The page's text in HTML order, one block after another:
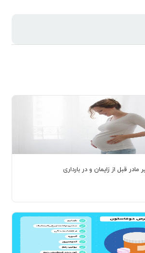
قبل از زایمان و در بارداری